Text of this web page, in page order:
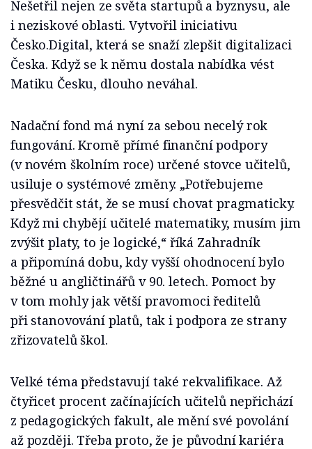
Nešetřil nejen ze světa startupů a byznysu, ale
i neziskové oblasti. Vytvořil iniciativu
Česko.Digital, která se snaží zlepšit digitalizaci
Česka. Když se k němu dostala nabídka vést
Matiku Česku, dlouho neváhal.
Nadační fond má nyní za sebou necelý rok
fungování. Kromě přímé finanční podpory
(v novém školním roce) určené stovce učitelů,
usiluje o systémové změny. „Potřebujeme
přesvědčit stát, že se musí chovat pragmaticky.
Když mi chybějí učitelé matematiky, musím jim
zvýšit platy, to je logické,“ říká Zahradník
a připomíná dobu, kdy vyšší ohodnocení bylo
běžné u angličtinářů v 90. letech. Pomoct by
v tom mohly jak větší pravomoci ředitelů
při stanovování platů, tak i podpora ze strany
zřizovatelů škol.
Velké téma představují také rekvalifikace. Až
čtyřicet procent začínajících učitelů nepřichází
z pedagogických fakult, ale mění své povolání
až později. Třeba proto, že je původní kariéra